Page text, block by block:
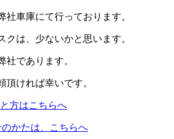
社車庫にて行っております。
クは、少ないかと思います。
社であります。
頂ければ幸いです。
方はこちらへ
かたは、こちらへ